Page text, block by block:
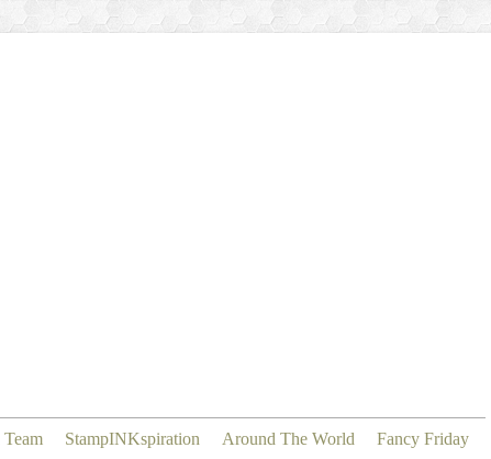
StampINKspiration Around The World Fancy Friday